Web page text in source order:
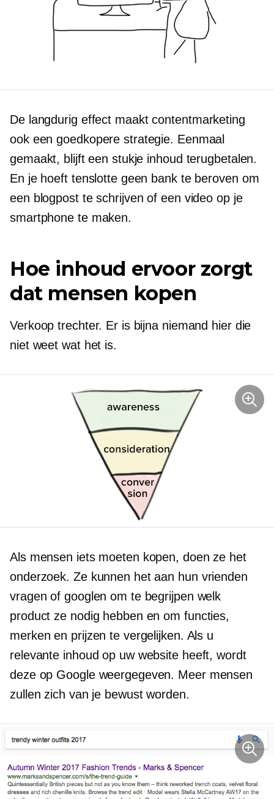
De langdurig effect maakt contentmarketing
ook een goedkopere strategie. Eenmaal
gemaakt, blijft een stukje inhoud terugbetalen.
En je hoeft tenslotte geen bank te beroven om
een ​​blogpost te schrijven of een video op je
smartphone te maken.
Hoe inhoud ervoor zorgt
dat mensen kopen
Verkoop trechter. Er is bijna niemand hier die
niet weet wat het is.
Als mensen iets moeten kopen, doen ze het
onderzoek. Ze kunnen het aan hun vrienden
vragen of googlen om te begrijpen welk
product ze nodig hebben en om functies,
merken en prijzen te vergelijken. Als u
relevante inhoud op uw website heeft, wordt
deze op Google weergegeven. Meer mensen
zullen zich van je bewust worden.